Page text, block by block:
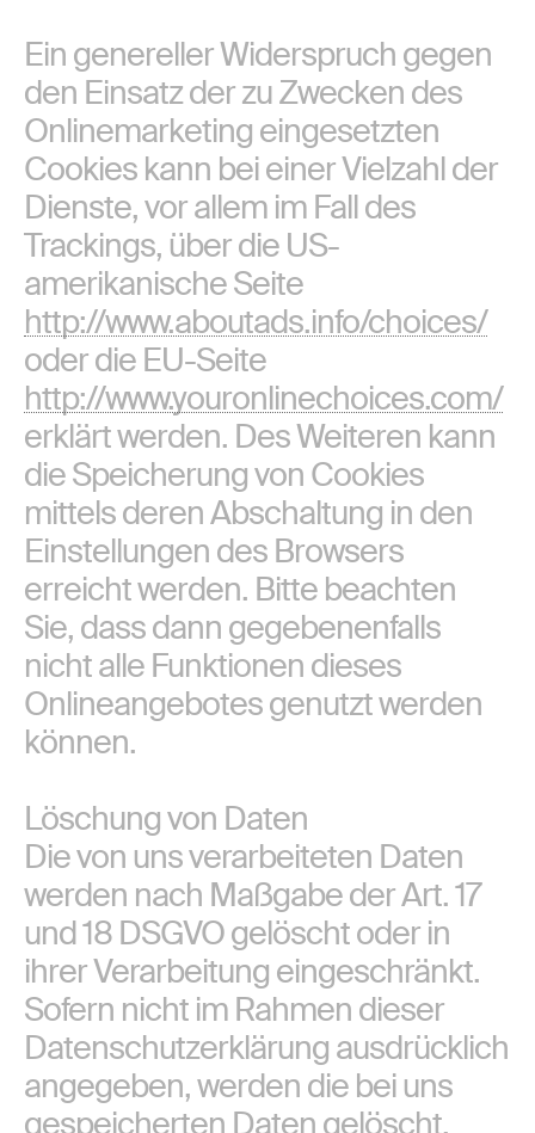
Ein genereller Widerspruch gegen
den Einsatz der zu Zwecken des
Onlinemarketing eingesetzten
Cookies kann bei einer Vielzahl der
Dienste, vor allem im Fall des
Trackings, über die US-
amerikanische Seite
http://www.aboutads.info/choices/
oder die EU-Seite
http://www.youronlinechoices.com/
erklärt werden. Des Weiteren kann
die Speicherung von Cookies
mittels deren Abschaltung in den
Einstellungen des Browsers
erreicht werden. Bitte beachten
Sie, dass dann gegebenenfalls
nicht alle Funktionen dieses
Onlineangebotes genutzt werden
können.
Löschung von Daten
Die von uns verarbeiteten Daten
werden nach Maßgabe der Art. 17
und 18 DSGVO gelöscht oder in
ihrer Verarbeitung eingeschränkt.
Sofern nicht im Rahmen dieser
Datenschutzerklärung ausdrücklich
angegeben, werden die bei uns
gespeicherten Daten gelöscht,